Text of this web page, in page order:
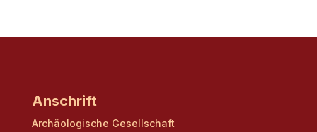
Anschrift
Archäologische Gesellschaft